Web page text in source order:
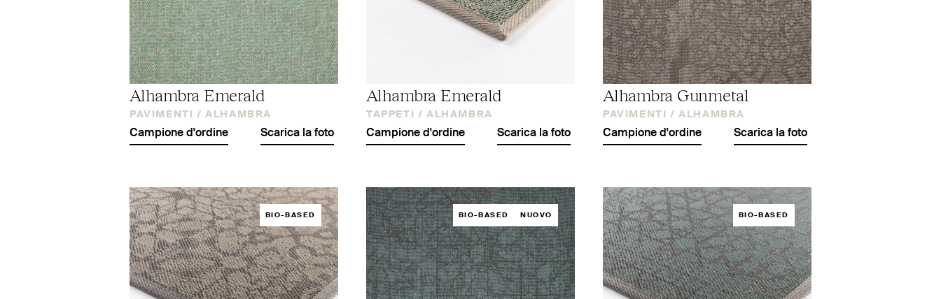
Alhambra Emerald
PAVIMENTI / ALHAMBRA
Campione d'ordine Scarica la foto
Alhambra Emerald
TAPPETI / ALHAMBRA
Campione d'ordine Scarica la foto
Alhambra Gunmetal
PAVIMENTI / ALHAMBRA
Campione d'ordine Scarica la foto
BIO-BASED BIO-BASED NUOVO BIO-BASED